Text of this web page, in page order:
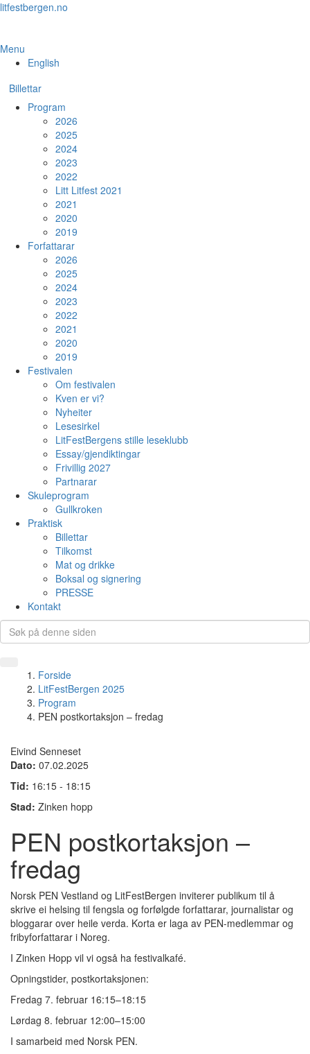
Skip
content
litfestbergen.no
Menu
English
Billettar
Program
2026
2025
2024
2023
2022
Litt Litfest 2021
2021
2020
2019
Forfattarar
2026
2025
2024
2023
2022
2021
2020
2019
Festivalen
Om festivalen
Kven er vi?
Nyheiter
Lesesirkel
LitFestBergens stille leseklubb
Essay/gjendiktingar
Frivillig 2027
Partnarar
Skuleprogram
Gullkroken
Praktisk
Billettar
Tilkomst
Mat og drikke
Boksal og signering
PRESSE
Kontakt
Forside
LitFestBergen 2025
Program
PEN postkortaksjon – fredag
Eivind Senneset
Dato: 07.02.2025
Tid: 16:15 - 18:15
Stad: Zinken hopp
PEN postkortaksjon –
fredag
Norsk PEN Vestland og LitFestBergen inviterer publikum til å
skrive ei helsing til fengsla og forfølgde forfattarar, journalistar og
bloggarar over heile verda. Korta er laga av PEN-medlemmar og
fribyforfattarar i Noreg.
I Zinken Hopp vil vi også ha festivalkafé.
Opningstider, postkortaksjonen:
Fredag 7. februar 16:15–18:15
Lørdag 8. februar 12:00–15:00
I samarbeid med Norsk PEN.